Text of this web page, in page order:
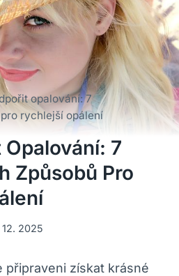
opalování: 7
rychlejší opálení
7
Způsobů Pro
12. 2025
připraveni získat krásné